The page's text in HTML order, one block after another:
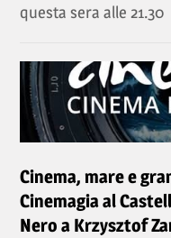
questa sera alle 21.30
Cinema, mare e
Cinemagia al
Nero a Krzysztof